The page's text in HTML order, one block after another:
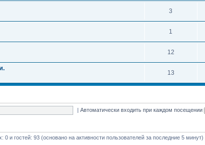
3
1
12
13
|Автоматически входить при каждом посещении
0 и гостей: 93 (основано на активности пользователей за последние 5 минут)